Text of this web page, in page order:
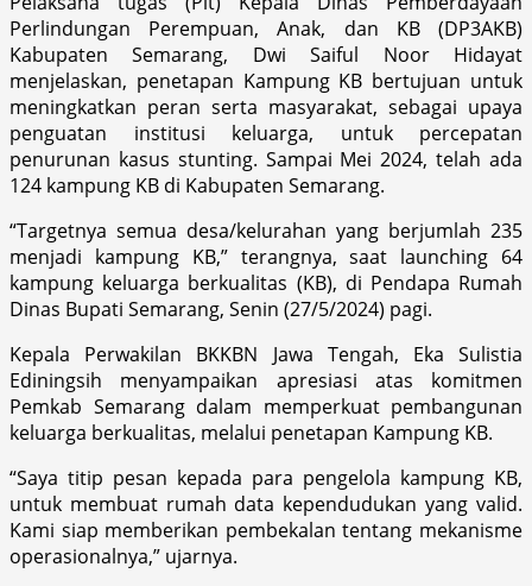
Perlindungan Perempuan, Anak, dan KB (DP3AKB)
Kabupaten Semarang, Dwi Saiful Noor Hidayat
menjelaskan, penetapan Kampung KB bertujuan untuk
meningkatkan peran serta masyarakat, sebagai upaya
penguatan institusi keluarga, untuk percepatan
penurunan kasus stunting. Sampai Mei 2024, telah ada
124 kampung KB di Kabupaten Semarang.
“Targetnya semua desa/kelurahan yang berjumlah 235
menjadi kampung KB,” terangnya, saat launching 64
kampung keluarga berkualitas (KB), di Pendapa Rumah
Dinas Bupati Semarang, Senin (27/5/2024) pagi.
Kepala Perwakilan BKKBN Jawa Tengah, Eka Sulistia
Ediningsih menyampaikan apresiasi atas komitmen
Pemkab Semarang dalam memperkuat pembangunan
keluarga berkualitas, melalui penetapan Kampung KB.
“Saya titip pesan kepada para pengelola kampung KB,
untuk membuat rumah data kependudukan yang valid.
Kami siap memberikan pembekalan tentang mekanisme
operasionalnya,” ujarnya.